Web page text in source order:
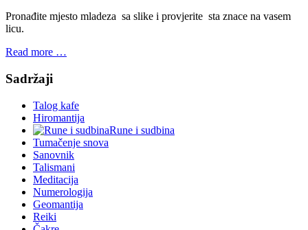
Pronađite mjesto mladeza sa slike i provjerite sta znace na vasem
licu.
Read more …
Sadržaji
Talog kafe
Hiromantija
Rune i sudbina
Tumačenje snova
Sanovnik
Talismani
Meditacija
Numerologija
Geomantija
Reiki